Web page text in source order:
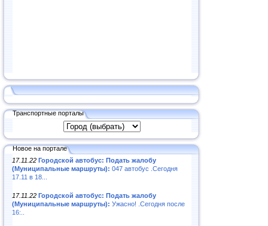
Транспортные порталы
Новое на портале
17.11.22 Городской автобус: Подать жалобу
(Муниципальные маршруты): 047 автобус .Сегодня
17.11 в 18...
17.11.22 Городской автобус: Подать жалобу
(Муниципальные маршруты): Ужасно! .Сегодня после
16:..